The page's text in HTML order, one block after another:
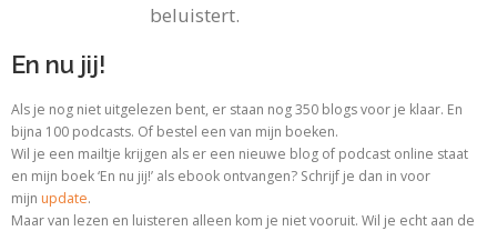
beluistert.
En nu jij!
Als je nog niet uitgelezen bent, er staan nog 350 blogs voor je klaar. En
bijna 100 podcasts. Of bestel een van mijn boeken.
Wil je een mailtje krijgen als er een nieuwe blog of podcast online staat
en mijn boek ‘En nu jij!’ als ebook ontvangen? Schrijf je dan in voor
mijn update.
Maar van lezen en luisteren alleen kom je niet vooruit. Wil je echt aan de